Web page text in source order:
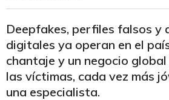
Deepfakes, perfiles falsos y
digitales ya operan en el
chantaje y un negocio
las víctimas, cada vez más
una especialista.